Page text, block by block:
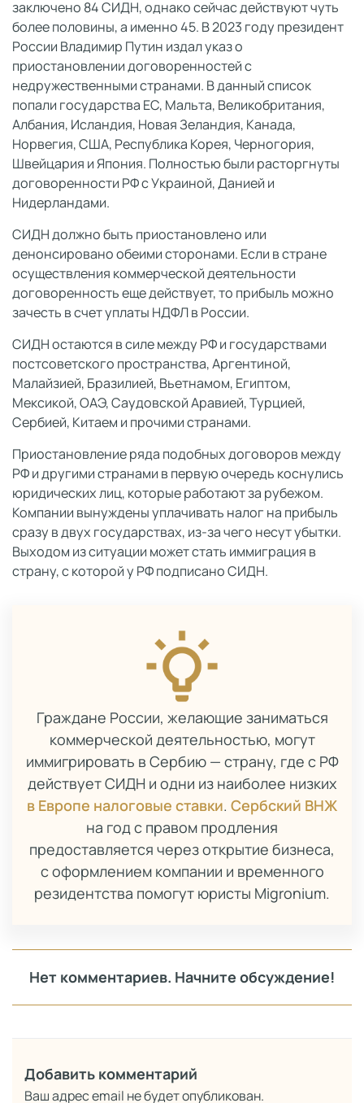
заключено 84 СИДН, однако сейчас действуют чуть
более половины, а именно 45. В 2023 году президент
России Владимир Путин издал указ о
приостановлении договоренностей с
недружественными странами. В данный список
попали государства ЕС, Мальта, Великобритания,
Албания, Исландия, Новая Зеландия, Канада,
Норвегия, США, Республика Корея, Черногория,
Швейцария и Япония. Полностью были расторгнуты
договоренности РФ с Украиной, Данией и
Нидерландами.
СИДН должно быть приостановлено или
денонсировано обеими сторонами. Если в стране
осуществления коммерческой деятельности
договоренность еще действует, то прибыль можно
зачесть в счет уплаты НДФЛ в России.
СИДН остаются в силе между РФ и государствами
постсоветского пространства, Аргентиной,
Малайзией, Бразилией, Вьетнамом, Египтом,
Мексикой, ОАЭ, Саудовской Аравией, Турцией,
Сербией, Китаем и прочими странами.
Приостановление ряда подобных договоров между
РФ и другими странами в первую очередь коснулись
юридических лиц, которые работают за рубежом.
Компании вынуждены уплачивать налог на прибыль
сразу в двух государствах, из-за чего несут убытки.
Выходом из ситуации может стать иммиграция в
страну, с которой у РФ подписано СИДН.
Граждане России, желающие заниматься
коммерческой деятельностью, могут
иммигрировать в Сербию — страну, где с РФ
действует СИДН и одни из наиболее низких
в Европе налоговые ставки. Сербский ВНЖ
на год с правом продления
предоставляется через открытие бизнеса,
с оформлением компании и временного
резидентства помогут юристы Migronium.
Нет комментариев. Начните обсуждение!
Добавить комментарий
Ваш адрес email не будет опубликован.